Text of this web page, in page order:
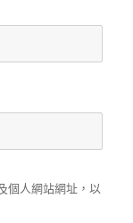
個人網站網址，以